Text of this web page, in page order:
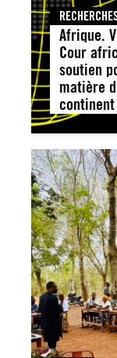
Afrique.
Cour
soutien
matière
continent